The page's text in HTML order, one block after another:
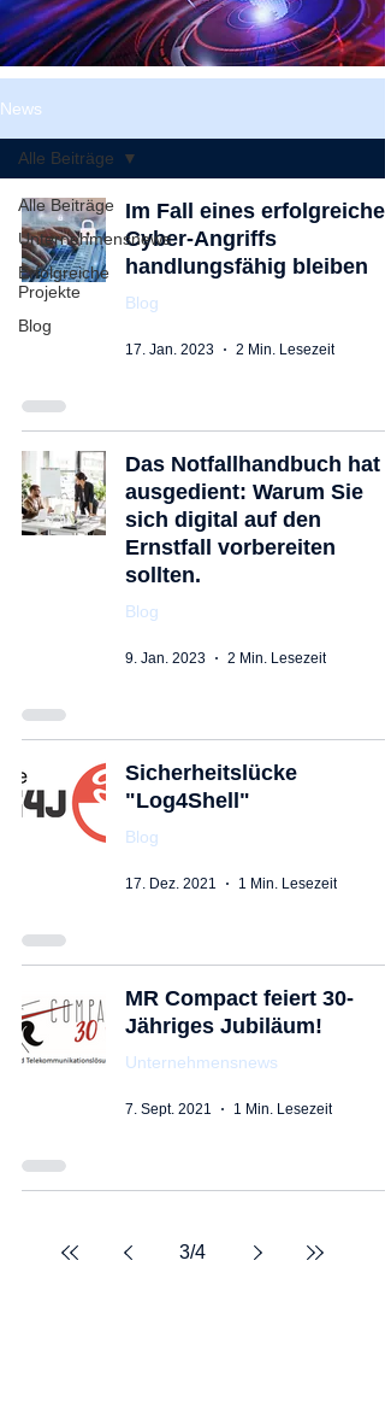
News
Alle Beiträge
Unternehmensnews
Erfolgreiche
Projekte
Blog
Alle Beiträge
Im Fall eines erfolgreichen
Cyber-Angriffs
handlungsfähig bleiben
Blog
17. Jan. 2023 2 Min. Lesezeit
Das Notfallhandbuch hat
ausgedient: Warum Sie
sich digital auf den
Ernstfall vorbereiten
sollten.
Blog
9. Jan. 2023 2 Min. Lesezeit
Sicherheitslücke
"Log4Shell"
Blog
17. Dez. 2021 1 Min. Lesezeit
MR Compact feiert 30-
Jähriges Jubiläum!
Unternehmensnews
7. Sept. 2021 1 Min. Lesezeit
3/4